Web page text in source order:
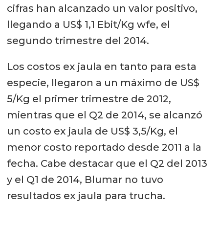
cifras han alcanzado un valor positivo,
llegando a US$ 1,1 Ebit/Kg wfe, el
segundo trimestre del 2014.
Los costos ex jaula en tanto para esta
especie, llegaron a un máximo de US$
5/Kg el primer trimestre de 2012,
mientras que el Q2 de 2014, se alcanzó
un costo ex jaula de US$ 3,5/Kg, el
menor costo reportado desde 2011 a la
fecha. Cabe destacar que el Q2 del 2013
y el Q1 de 2014, Blumar no tuvo
resultados ex jaula para trucha.